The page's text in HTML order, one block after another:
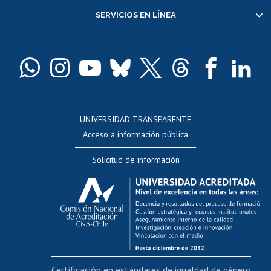
Pago de arancel y crédito alumnos
Docentes
Evaluación docente
Calificación académica
Postulación al AUCAI
Funcionarias/os
Cursos internos de capacitación
Bienestar del personal
SERVICIOS EN LÍNEA
UNIVERSIDAD TRANSPARENTE
Acceso a información pública
Solicitud de información